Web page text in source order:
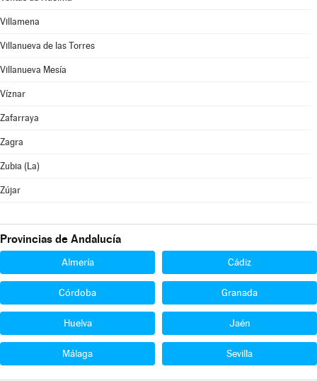
Villamena
Villanueva de las Torres
Villanueva Mesía
Víznar
Zafarraya
Zagra
Zubia (La)
Zújar
Provincias de Andalucía
Almería Cádiz
Córdoba Granada
Huelva Jaén
Málaga Sevilla